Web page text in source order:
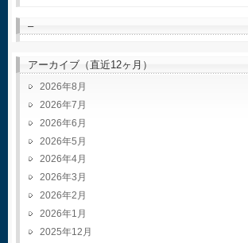
–
アーカイブ（直近12ヶ月）
2026年8月
2026年7月
2026年6月
2026年5月
2026年4月
2026年3月
2026年2月
2026年1月
2025年12月